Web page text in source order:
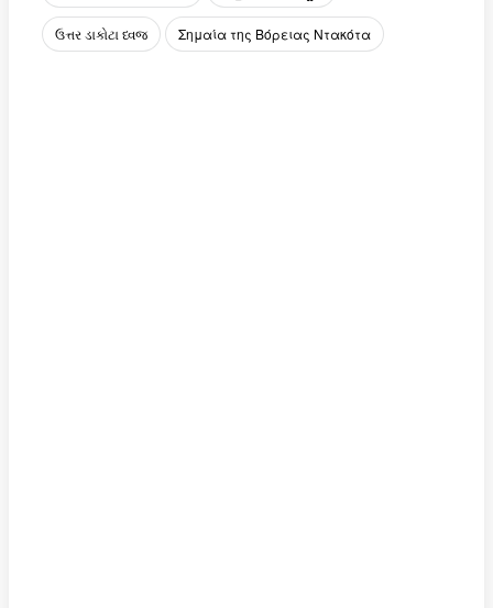
ઉત્તર ડાકોટા ધ્વજ Σημαία της Βόρειας Ντακότα